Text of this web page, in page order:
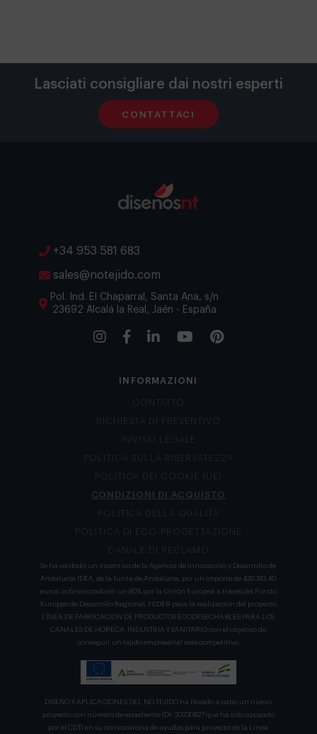
Lasciati consigliare dai nostri esperti
CONTATTACI
+34 953 581 683
sales@notejido.com
Pol. Ind. El Chaparral, Santa Ana, s/n
23692 Alcalá la Real, Jaén - España
INFORMAZIONI
CONTATTO
RICHIESTA DI PREVENTIVO
AVVISO LEGALE
POLITICA SULLA RISERVATEZZA
POLITICA DEI COOKIE (UE)
CONDIZIONI DI ACQUISTO
POLITICA DELLA QUALITÀ
POLITICA DI ECO-PROGETTAZIONE
CANALE DI RECLAMO
Se ha recibido un incentivo de la Agencia de Innovación y Desarrollo de
Andalucía IDEA, de la Junta de Andalucía, por un importe de 429.393,40
euros, cofinanciado en un 80% por la Unión Europea a través del Fondo
Europeo de Desarrollo Regional, FEDER para la realización del proyecto
LÍNEA DE FABRICACION DE PRODUCTOS ECODESECHABLES PARA LOS
CANALES DE HORECA, INDUSTRIA Y SANITARIO con el objetivo de
conseguir un tejido empresarial más competitivo.
DISEÑO Y APLICACIONES DEL NO TEJIDO ha llevado a cabo un nuevo
proyecto con número de expediente IDI- 20230827 que ha sido apoyado
por el CDTI en su convocatoria de ayudas para proyecto de la Línea